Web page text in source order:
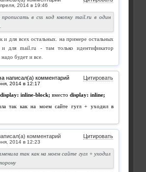
прописать в css код кнопку mail.ru в один
и для всех остальных. на примере остальных
и для mail.ru - там только идентификатор
будет и все.
написал(а) комментарий Цитировать
display: inline-block; вместо display: inline;
так как на моем сайте гугл + уходил в
комментарий Цитировать
так как на моем сайте гугл + уходил